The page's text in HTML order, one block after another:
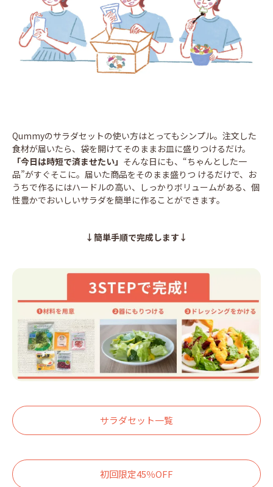
Qummyのサラダセットの使い方はとってもシンプル。注文した
食材が届いたら、袋を開けてそのままお皿に盛りつけるだけ。
「今日は時短で済ませたい」 そんな日にも、“ちゃんとした一
品”がすぐそこに。届いた商品をそのまま盛りつ けるだけで、お
うちで作るにはハードルの高い、しっかりボリュームがある、個
性豊かでおいしいサラダを簡単に作ることができます。
↓簡単手順で完成します↓
サラダセット一覧
初回限定45％OFF